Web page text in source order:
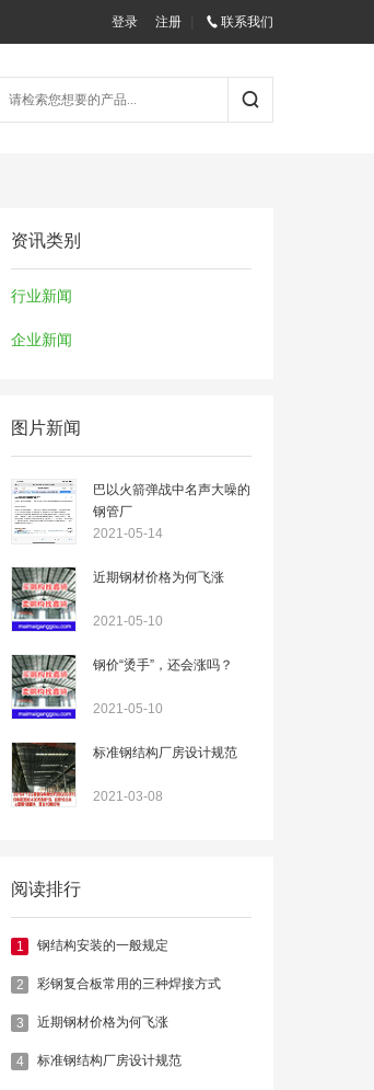
登录 注册 联系我们
资讯类别
行业新闻
企业新闻
图片新闻
巴以火箭弹战中名声大噪的
钢管厂
2021-05-14
近期钢材价格为何飞涨
2021-05-10
钢价“烫手”，还会涨吗？
2021-05-10
标准钢结构厂房设计规范
2021-03-08
阅读排行
1 钢结构安装的一般规定
2 彩钢复合板常用的三种焊接方式
3 近期钢材价格为何飞涨
4 标准钢结构厂房设计规范